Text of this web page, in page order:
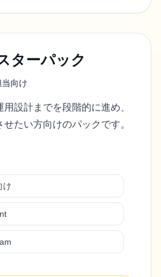
ターパック
向け
設計までを段階的に進め、
たい方向けのパックです。
け